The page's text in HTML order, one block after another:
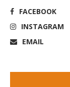
FACEBOOK
INSTAGRAM
EMAIL